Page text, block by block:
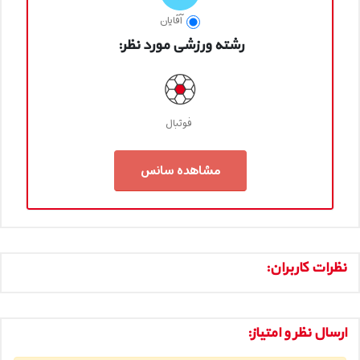
آقایان
رشته ورزشی مورد نظر:
فوتبال
مشاهده سانس
نظرات کاربران:
ارسال نظر و امتیاز: